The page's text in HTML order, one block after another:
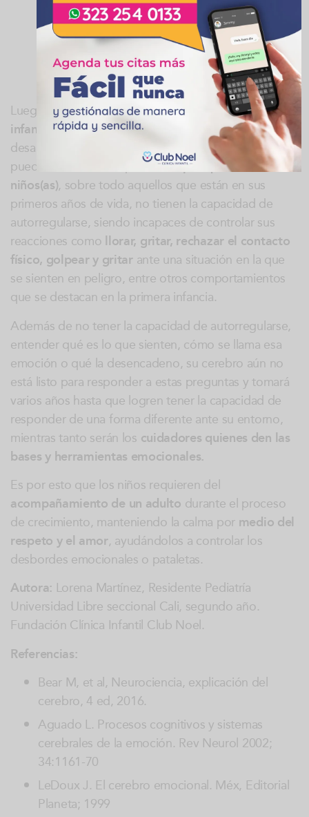
personas como la manipulación, solo se
desarrollará a partir de los 7 años, por ejemplo:
“Si empiezo a gritar muy duro mis padres se
sentirán avergonzados y van a comprarme ese
juguete que tanto quiero”
Luego de conocer lascaracterísticas del cerebro
infantil, las cuales van acorde al proceso de
desarrollo neuronal en el que se encuentren, se
puede entonces comprender elpor qué los
niños(as), sobre todo aquellos que están en sus
primeros años de vida, no tienen la capacidad de
autorregularse, siendo incapaces de controlar sus
reacciones como llorar, gritar, rechazar el contacto
físico, golpear y gritarante una situación en la que
se sienten en peligro, entre otros comportamientos
que se destacan en la primera infancia.
Además de no tener la capacidad de autorregularse,
entender qué es lo que sienten, cómo se llama esa
emoción o qué la desencadeno, su cerebro aún no
está listo para responder a estas preguntas y tomará
varios años hasta que logren tener la capacidad de
responder de una forma diferente ante su entorno,
mientras tanto serán los cuidadores quienes den las
bases y herramientas emocionales.
Es por esto que los niños requieren del
acompañamiento de un adulto durante el proceso
de crecimiento, manteniendo la calma por medio del
respeto y el amor, ayudándolos a controlar los
desbordes emocionales o pataletas.
Autora: Lorena Martínez, Residente Pediatría
Universidad Libre seccional Cali, segundo año.
Fundación Clínica Infantil Club Noel.
Referencias:
Bear M, et al, Neurociencia, explicación del
cerebro, 4 ed, 2016.
Aguado L. Procesos cognitivos y sistemas
cerebrales de la emoción. Rev Neurol 2002;
34:1161-70
LeDoux J. El cerebro emocional. Méx, Editorial
Planeta; 1999